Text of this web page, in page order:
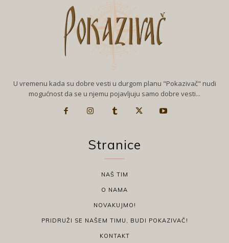
U vremenu kada su dobre vesti u durgom planu "Pokazivač" nudi
mogućnost da se u njemu pojavljuju samo dobre vesti...
Stranice
NAŠ TIM
O NAMA
NOVAKUJMO!
PRIDRUŽI SE NAŠEM TIMU, BUDI POKAZIVAČ!
KONTAKT